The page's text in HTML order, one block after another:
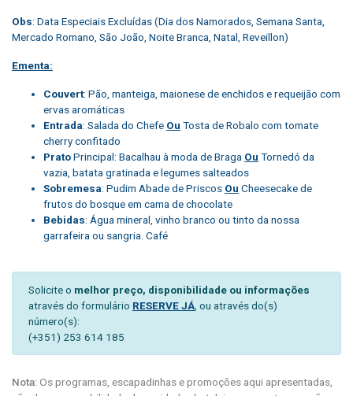
Obs: Data Especiais Excluídas (Dia dos Namorados, Semana Santa,
Mercado Romano, São João, Noite Branca, Natal, Reveillon)
Ementa:
Couvert: Pão, manteiga, maionese de enchidos e requeijão com
ervas aromáticas
Entrada: Salada do Chefe Ou Tosta de Robalo com tomate
cherry confitado
PratoPrincipal: Bacalhau à moda de Braga Ou Tornedó da
vazia, batata gratinada e legumes salteados
Sobremesa: Pudim Abade de Priscos Ou Cheesecake de
frutos do bosque em cama de chocolate
Bebidas: Água mineral, vinho branco ou tinto da nossa
garrafeira ou sangria. Café
Solicite o melhor preço, disponibilidade ou informações
através do formulário RESERVE JÁ , ou através do(s)
número(s):
(+351) 253 614 185
Nota:Os programas, escapadinhas e promoções aqui apresentadas,